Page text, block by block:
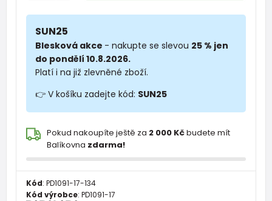
SUN25
Blesková akce - nakupte se slevou 25 % jen
do pondělí 10.8.2026.
Platí i na již zlevněné zboží.
👉 V košíku zadejte kód: SUN25
Pokud nakoupíte ještě za 2 000 Kčbudete mít
Balíkovna zdarma!
Kód: PD1091-17-134
Kód výrobce: PD1091-17